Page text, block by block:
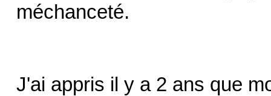
méchanceté.
J'ai appris il y a 2 ans que